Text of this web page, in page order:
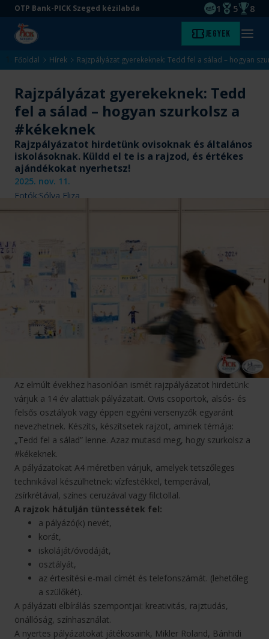
Ugrás
tartalomra
Ugrás
aljára
OTP Bank-PICK Szeged kézilabda
EHF
1
Magyar
5 8
Kezdőlap Jegyek Menü
Főoldal Hírek Rajzpályázat gyerekeknek: Tedd fel a sálad – hogyan
Rajzpályázat gyerekeknek: Tedd
fel a sálad – hogyan szurkolsz a
#kékeknek
Rajzpályázatot hirdetünk ovisoknak és általános
iskolásoknak. Küldd el te is a rajzod, és értékes
ajándékokat nyerhetsz!
2025. nov. 11.
Fotók:Sólya Eliza
Az elmúlt évekhez hasonlóan ismét rajzpályázatot hirdetünk:
várjuk a 14 év alattiak pályázatait. Ovis csoportok, alsós- és
felsős osztályok vagy éppen egyéni versenyzők egyaránt
nevezhetnek. Készíts, készítsetek rajzot, aminek témája:
„Tedd fel a sálad” lenne. Azaz mutasd meg, hogy szurkolsz a
#kékeknek.
A pályázatokat A4 méretben várjuk, amelyek tetszőleges
technikával készülhetnek: vízfestékkel, temperával,
zsírkrétával, színes ceruzával vagy filctollal.
A rajzok hátulján tüntessétek fel:
a pályázó(k) nevét,
korát,
iskoláját/óvodáját,
osztályát,
az értesítési e-mail címét és telefonszámát. (lehetőleg
a szülőkét).
A pályázati elbírálás szempontjai: kreativitás, rajztudás,
önállóság, színhasználat.
A nyertes pályázatokat játékosaink, Mikler Roland, Bánhidi